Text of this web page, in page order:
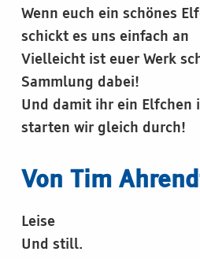
Wenn euch ein schönes
schickt es uns einfach an
Vielleicht ist euer Werk
Sammlung dabei!
Und damit ihr ein Elfchen
starten wir gleich durch!
Von Tim
Leise
Und still.